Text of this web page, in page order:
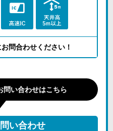
お問合わせください！
問い合わせはこちら
い合わせ